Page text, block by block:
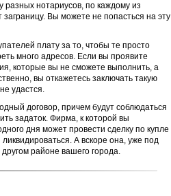
разных нотариусов, по каждому из
Вы можете не попасться на эту
плату за то, чтобы те просто
много адресов. Если вы проявите
которые вы не сможете выполнить, а
вы откажетесь заключать такую
удастся.
договор, причем будут соблюдаться
задаток. Фирма, к которой вы
дня может провести сделку по купле
А вскоре она, уже под
районе вашего города.